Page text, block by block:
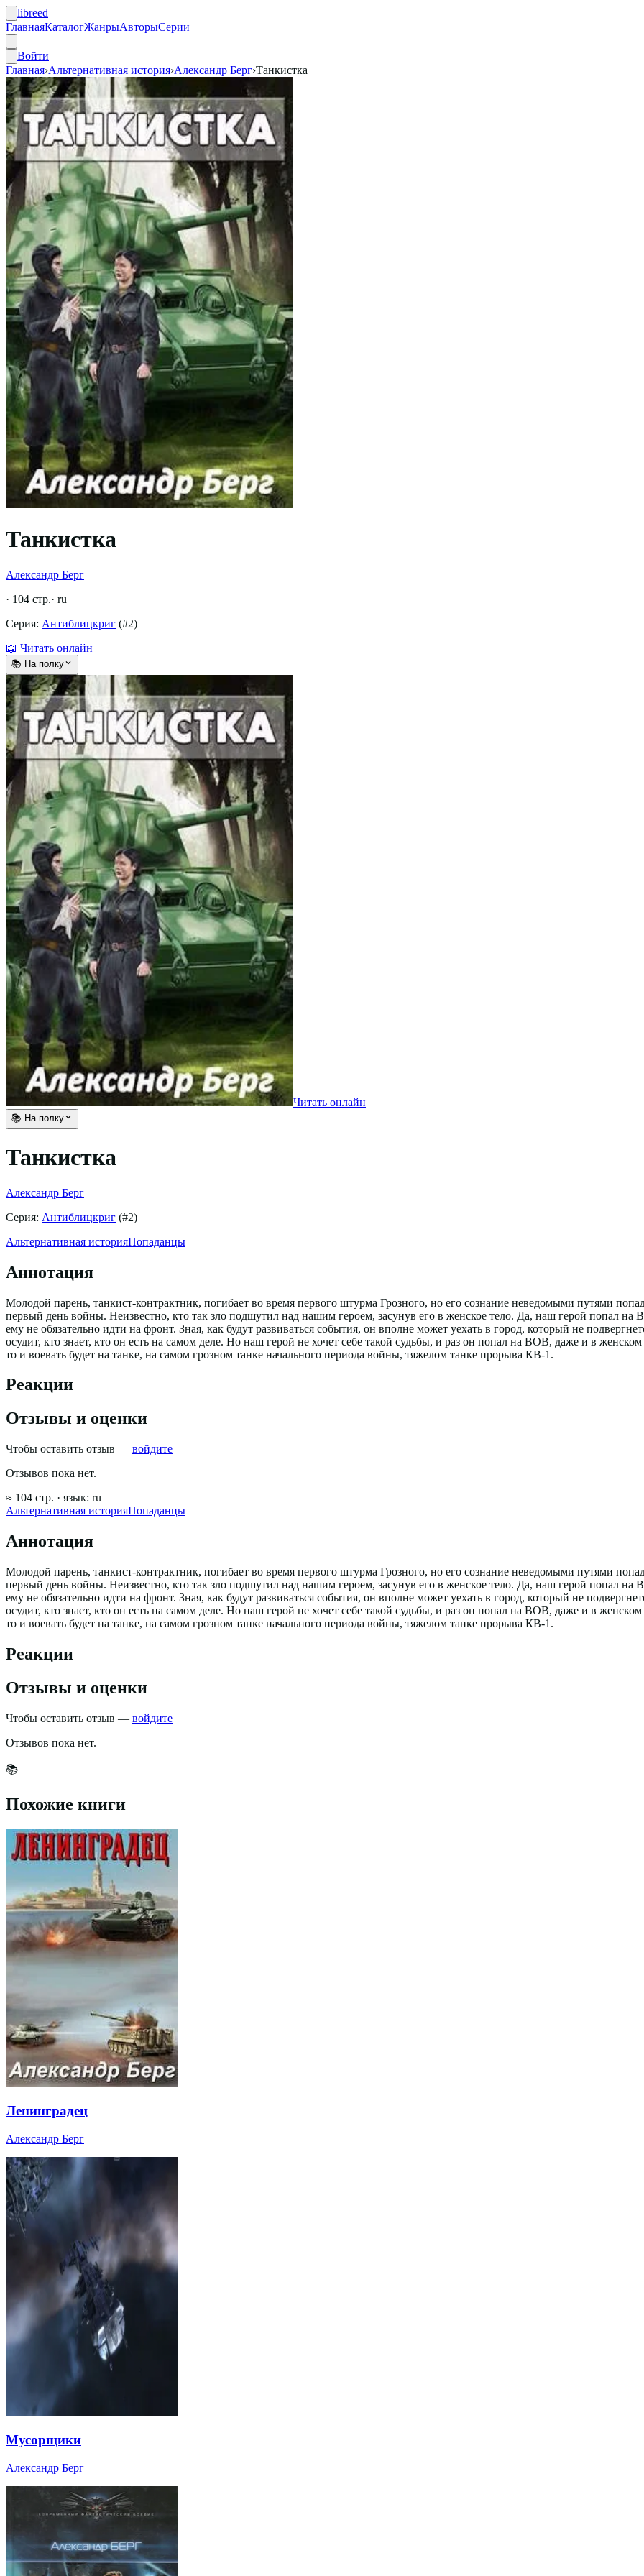
libreed
ГлавнаяКаталогЖанрыАвторыСерии
Войти
Главная›Альтернативная история›Александр Берг›Танкистка
Танкистка
Александр Берг
· 104 стр.· ru
Серия: Антиблицкриг (#2)
📖 Читать онлайн
📚 На полку
Читать онлайн
📚 На полку
Танкистка
Александр Берг
Серия: Антиблицкриг (#2)
Альтернативная историяПопаданцы
Аннотация
Молодой парень, танкист-контрактник, погибает во время первого штурма Грозного, но его сознание неведомыми путями
первый день войны. Неизвестно, кто так зло подшутил над нашим героем, засунув его в женское тело. Да, наш герой попал
ему не обязательно идти на фронт. Зная, как будут развиваться события, он вполне может уехать в город, который не
осудит, кто знает, кто он есть на самом деле. Но наш герой не хочет себе такой судьбы, и раз он попал на ВОВ, даже и в
то и воевать будет на танке, на самом грозном танке начального периода войны, тяжелом танке прорыва КВ-1.
Реакции
Отзывы и оценки
Чтобы оставить отзыв — войдите
Отзывов пока нет.
≈ 104 стр. · язык: ru
Альтернативная историяПопаданцы
Аннотация
Молодой парень, танкист-контрактник, погибает во время первого штурма Грозного, но его сознание неведомыми путями
первый день войны. Неизвестно, кто так зло подшутил над нашим героем, засунув его в женское тело. Да, наш герой попал
ему не обязательно идти на фронт. Зная, как будут развиваться события, он вполне может уехать в город, который не
осудит, кто знает, кто он есть на самом деле. Но наш герой не хочет себе такой судьбы, и раз он попал на ВОВ, даже и в
то и воевать будет на танке, на самом грозном танке начального периода войны, тяжелом танке прорыва КВ-1.
Реакции
Отзывы и оценки
Чтобы оставить отзыв — войдите
Отзывов пока нет.
📚
Похожие книги
Ленинградец
Александр Берг
Мусорщики
Александр Берг